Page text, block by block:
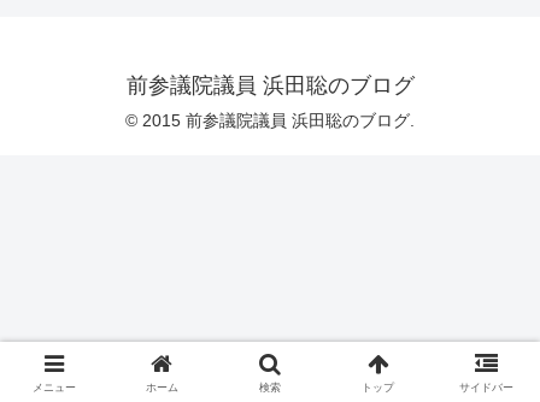
前参議院議員 浜田聡のブログ
© 2015 前参議院議員 浜田聡のブログ.
メニュー ホーム 検索 トップ サイドバー